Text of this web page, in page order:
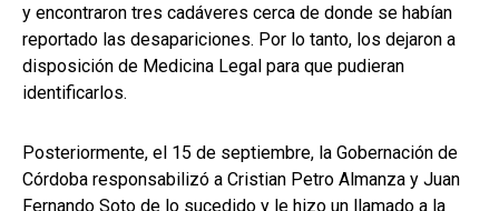
y encontraron tres cadáveres cerca de donde se habían
reportado las desapariciones. Por lo tanto, los dejaron a
disposición de Medicina Legal para que pudieran
identificarlos.
Posteriormente, el 15 de septiembre, la Gobernación de
Córdoba responsabilizó a Cristian Petro Almanza y Juan
Fernando Soto de lo sucedido y le hizo un llamado a la